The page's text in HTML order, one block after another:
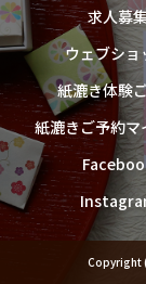
求人募
ウェブショ
紙漉き体験
紙漉きご予約マ
Copyright